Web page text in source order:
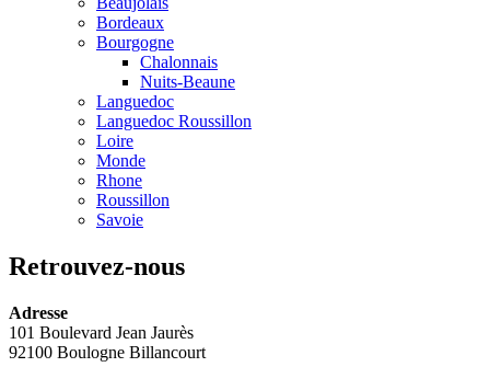
Bordeaux
Bourgogne
Chalonnais
Nuits-Beaune
Languedoc
Languedoc Roussillon
Loire
Monde
Rhone
Roussillon
Savoie
Retrouvez-nous
Adresse
101 Boulevard Jean Jaurès
92100 Boulogne Billancourt